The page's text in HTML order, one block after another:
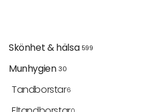
Bli medlem i Club Miixi
Skönhet & hälsa 599
Munhygien 30
Tandborstar6